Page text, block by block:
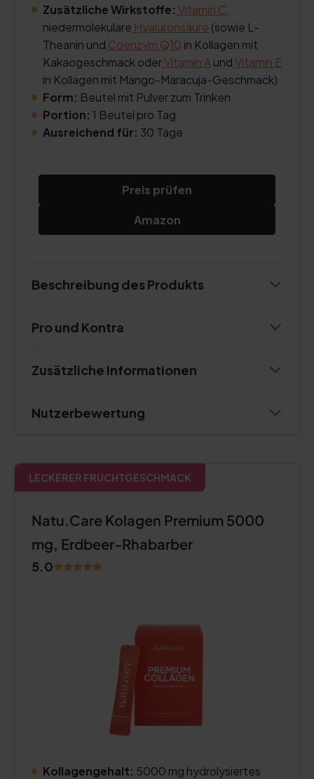
Zusätzliche Wirkstoffe: Vitamin C
niedermolekulare Hyaluronsäure (sowie L-
Theanin und Coenzym Q10 in Kollagen mit
Kakaogeschmack oderVitamin AundVitamin E
in Kollagen mit Mango-Maracuja-Geschmack)
Form: Beutel mit Pulver zum Trinken
Portion: 1 Beutel pro Tag
Ausreichend für: 30 Tage
Preis prüfen
Amazon
Beschreibung des Produkts
Pro und Kontra
Zusätzliche Informationen
Nutzerbewertung
LECKERER FRUCHTGESCHMACK
Natu.Care Kolagen Premium 5000
mg, Erdbeer-Rhabarber
5.0
Kollagengehalt: 5000 mg hydrolysiertes